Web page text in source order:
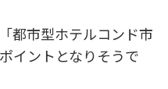
都市型ホテルコンド市
イントとなりそうで